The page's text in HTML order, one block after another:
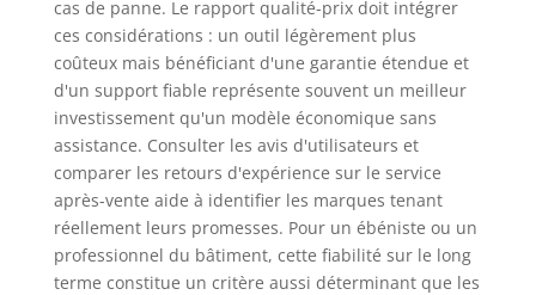
cas de panne. Le rapport qualité-prix doit intégrer
ces considérations : un outil légèrement plus
coûteux mais bénéficiant d'une garantie étendue et
d'un support fiable représente souvent un meilleur
investissement qu'un modèle économique sans
assistance. Consulter les avis d'utilisateurs et
comparer les retours d'expérience sur le service
après-vente aide à identifier les marques tenant
réellement leurs promesses. Pour un ébéniste ou un
professionnel du bâtiment, cette fiabilité sur le long
terme constitue un critère aussi déterminant que les